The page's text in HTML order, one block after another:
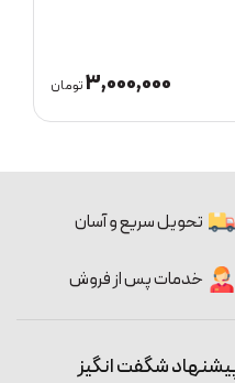
3,000,000تومان
تحویل سریع و آسان
خدمات پس از فروش
شگفت انگیز